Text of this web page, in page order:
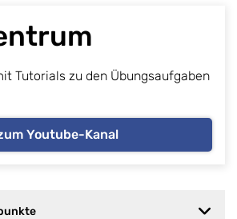
Tutorials zu den Übungsaufgaben
Youtube-Kanal